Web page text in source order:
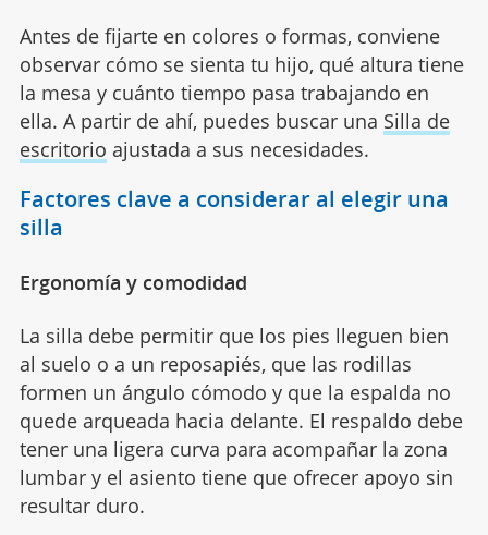
Antes de fijarte en colores o formas, conviene
observar cómo se sienta tu hijo, qué altura tiene
la mesa y cuánto tiempo pasa trabajando en
ella. A partir de ahí, puedes buscar una Silla de
escritorio ajustada a sus necesidades.
Factores clave a considerar al elegir una
silla
Ergonomía y comodidad
La silla debe permitir que los pies lleguen bien
al suelo o a un reposapiés, que las rodillas
formen un ángulo cómodo y que la espalda no
quede arqueada hacia delante. El respaldo debe
tener una ligera curva para acompañar la zona
lumbar y el asiento tiene que ofrecer apoyo sin
resultar duro.